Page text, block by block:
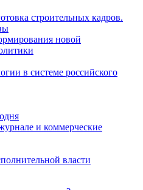
строительных кадров.
новой
в системе российского
и коммерческие
власти